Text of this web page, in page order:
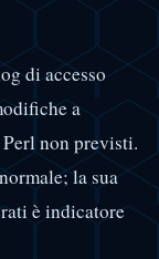
di accesso
a
non previsti.
la sua
è indicatore